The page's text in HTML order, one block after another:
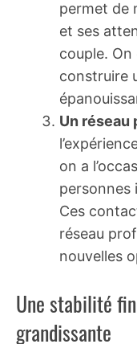
permet de
et ses
couple.
construire
Un réseau
on a
personnes
Ces
réseau
nouvelles
Une stabilité
grandissante